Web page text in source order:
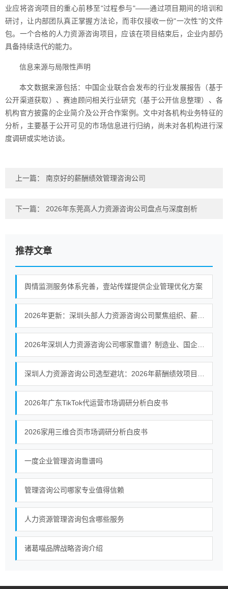
业应将咨询项目的重心前移至"过程参与"——通过项目期间的培训和
研讨，让内部团队真正掌握方法论，而非仅接收一份"一次性"的文件
包。一个合格的人力资源咨询项目，应该在项目结束后，企业内部仍
具备持续迭代的能力。
信息来源与局限性声明
本文数据来源包括：中国企业联合会发布的行业发展报告（基于
公开渠道获取）、赛迪顾问相关行业研究（基于公开信息整理）、各
机构官方披露的企业简介及公开合作案例。文中对各机构业务特征的
分析，主要基于公开可见的市场信息进行归纳，尚未对各机构进行深
度调研或实地访谈。
上一篇： 南京好的薪酬绩效管理咨询公司
下一篇： 2026年东莞高人力资源咨询公司盘点与深度剖析
推荐文章
舆情监测服务体系完善，壹站传媒提供企业管理优化方案
2026年广东TikTok代运营市场调研分析白皮书
2026家用三维合页市场调研分析白皮书
一度企业管理咨询靠谱吗
管理咨询公司哪家专业值得信赖
人力资源管理咨询包含哪些服务
诸葛喵品牌战略咨询介绍